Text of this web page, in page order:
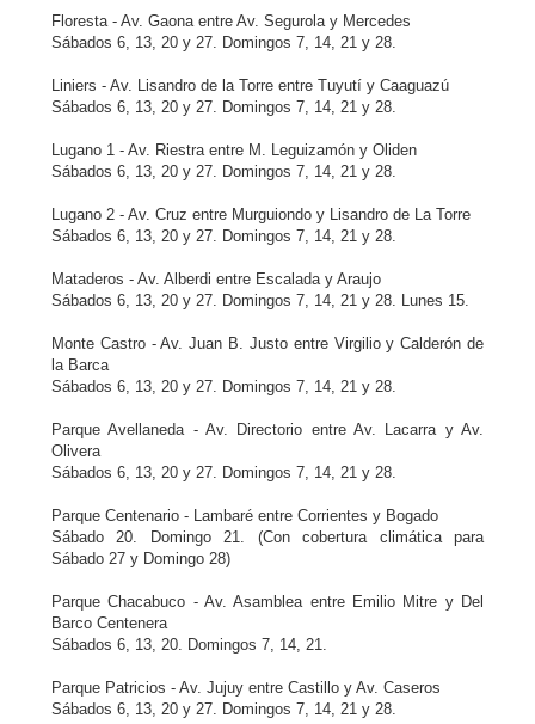
Floresta - Av. Gaona entre Av. Segurola y Mercedes
Sábados 6, 13, 20 y 27. Domingos 7, 14, 21 y 28.
Liniers - Av. Lisandro de la Torre entre Tuyutí y Caaguazú
Sábados 6, 13, 20 y 27. Domingos 7, 14, 21 y 28.
Lugano 1 - Av. Riestra entre M. Leguizamón y Oliden
Sábados 6, 13, 20 y 27. Domingos 7, 14, 21 y 28.
Lugano 2 - Av. Cruz entre Murguiondo y Lisandro de La Torre
Sábados 6, 13, 20 y 27. Domingos 7, 14, 21 y 28.
Mataderos - Av. Alberdi entre Escalada y Araujo
Sábados 6, 13, 20 y 27. Domingos 7, 14, 21 y 28. Lunes 15.
Monte Castro - Av. Juan B. Justo entre Virgilio y Calderón de
la Barca
Sábados 6, 13, 20 y 27. Domingos 7, 14, 21 y 28.
Parque Avellaneda - Av. Directorio entre Av. Lacarra y Av.
Olivera
Sábados 6, 13, 20 y 27. Domingos 7, 14, 21 y 28.
Parque Centenario - Lambaré entre Corrientes y Bogado
Sábado 20. Domingo 21. (Con cobertura climática para
Sábado 27 y Domingo 28)
Parque Chacabuco - Av. Asamblea entre Emilio Mitre y Del
Barco Centenera
Sábados 6, 13, 20. Domingos 7, 14, 21.
Parque Patricios - Av. Jujuy entre Castillo y Av. Caseros
Sábados 6, 13, 20 y 27. Domingos 7, 14, 21 y 28.